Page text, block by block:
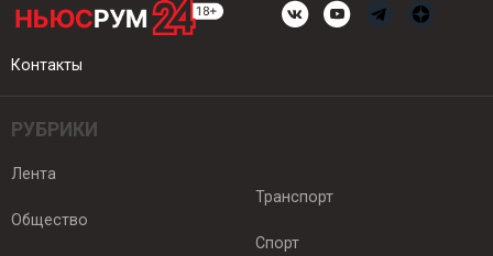
Контакты
РУБРИКИ
Лента
Общество
Транспорт
Спорт